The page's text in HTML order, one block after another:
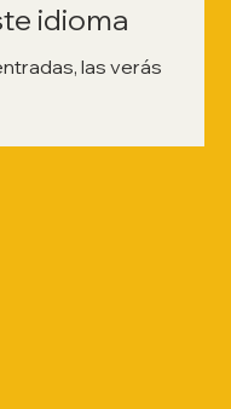
idioma
las verás